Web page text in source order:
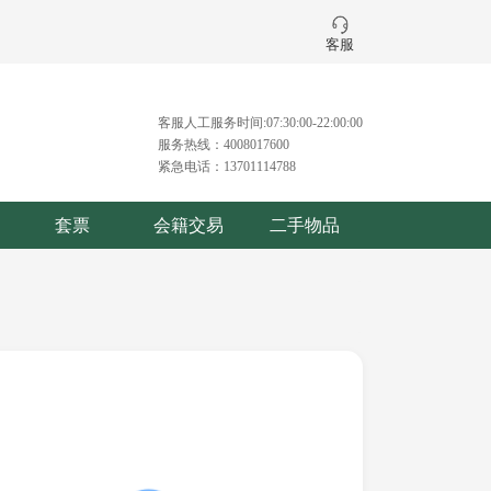
客服
客服人工服务时间:07:30:00-22:00:00
服务热线：4008017600
紧急电话：13701114788
套票 会籍交易 二手物品